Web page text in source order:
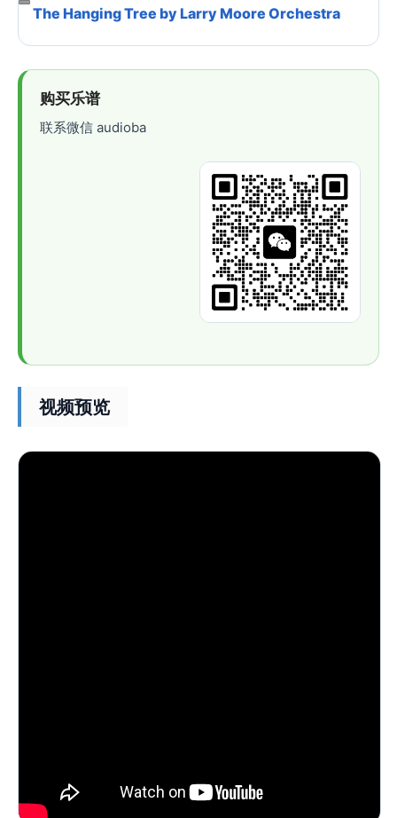
The Hanging Tree by Larry Moore Orchestra
购买乐谱
联系微信 audioba
视频预览